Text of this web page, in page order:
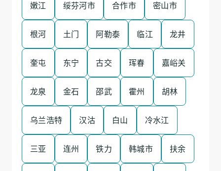
嫩江 绥芬河市 合作市 密山市
根河 土门 阿勒泰 临江 龙井
奎屯 东宁 古交 珲春 嘉峪关
龙泉 金石 邵武 霍州 胡林
乌兰浩特 汉沽 白山 冷水江
三亚 连州 铁力 韩城市 扶余